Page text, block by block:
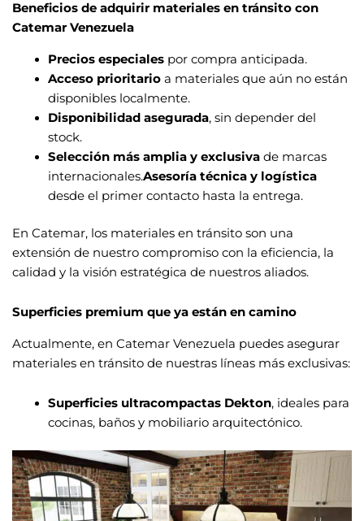
Beneficios de adquirir materiales en tránsito con
Catemar Venezuela
Precios especialespor compra anticipada.
Acceso prioritarioa materiales que aún no están
disponibles localmente.
Disponibilidad asegurada, sin depender del
stock.
Selección más amplia y exclusivade marcas
internacionales.Asesoría técnica y logística
desde el primer contacto hasta la entrega.
En Catemar, los materiales en tránsito son una
extensión de nuestro compromiso con la eficiencia, la
calidad y la visión estratégica de nuestros aliados.
Superficies premium que ya están en camino
Actualmente, en Catemar Venezuela puedes asegurar
materiales en tránsito de nuestras líneas más exclusivas:
Superficies ultracompactas Dekton, ideales para
cocinas, baños y mobiliario arquitectónico.